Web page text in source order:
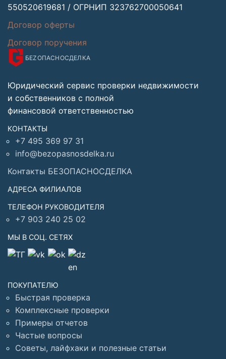
БЕZОПАСНОСДЕЛКА
Юридический сервис проверки недвижимости
и собственников с полной
финансовой ответственностью
КОНТАКТЫ
+7 495 369 97 31
info@bezopasnosdelka.ru
Контакты БЕЗОПАСНОСДЕЛКА
АДРЕСА ФИЛИАЛОВ
ТЕЛЕФОН РУКОВОДИТЕЛЯ
+7 903 240 25 02
МЫ В СОЦ. СЕТЯХ
ПОКУПАТЕЛЮ
Быстрая проверка
Комплексные проверки
Примеры отчетов
Частые вопросы
Советы, лайфхаки и полезные статьи
550520619681 / ОГРНИП 323762700050641
Договор оферты
Договор поручения